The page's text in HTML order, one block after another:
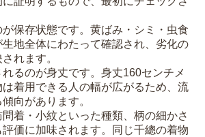
保存状態です。黄ばみ・シミ・虫食
地全体にわたって確認され、劣化の
れます。
るのが身丈です。身丈160センチメ
着用できる人の幅が広がるため、流
向があります。
着・小紋といった種類、柄の細かさ
価に加味されます。同じ千總の着物